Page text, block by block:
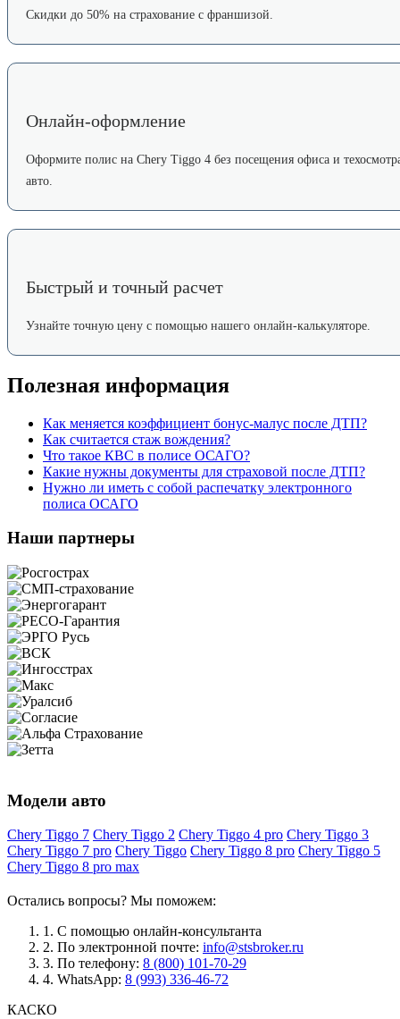
Скидки до 50% на страхование с франшизой.
Онлайн-оформление
Оформите полис на Chery Tiggo 4 без посещения офиса и
авто.
Быстрый и точный расчет
Узнайте точную цену с помощью нашего онлайн-калькуляторе.
Полезная информация
Как меняется коэффициент бонус-малус после ДТП?
Как считается стаж вождения?
Что такое КВС в полисе ОСАГО?
Какие нужны документы для страховой после ДТП?
Нужно ли иметь с собой распечатку электронного
полиса ОСАГО
Наши партнеры
Модели авто
Chery Tiggo 7 Chery Tiggo 2 Chery Tiggo 4 pro Chery Tiggo 3
Chery Tiggo 7 pro Chery Tiggo Chery Tiggo 8 pro Chery Tiggo 5
Chery Tiggo 8 pro max
Остались вопросы? Мы поможем:
1. С помощью онлайн-консультанта
2. По электронной почте: info@stsbroker.ru
3. По телефону: 8 (800) 101-70-29
4. WhatsApp: 8 (993) 336-46-72
КАСКО